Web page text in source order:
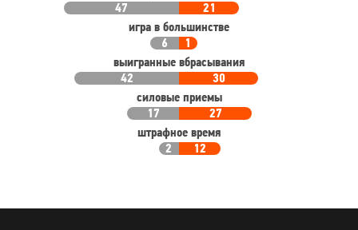
47
21
игра в большинстве
6
1
выигранные вбрасывания
42
30
силовые приемы
17
27
штрафное время
2
12